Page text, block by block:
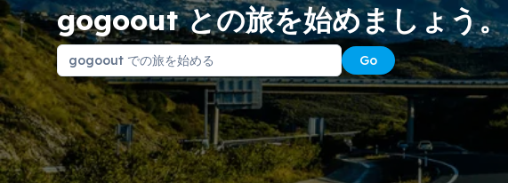
gogoout との旅を始めましょう。
Go